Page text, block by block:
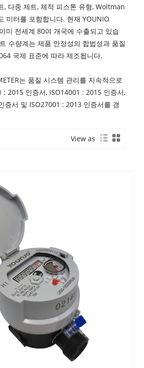
, 다중 제트, 체적 피스톤 유형, Woltman
미터를 포함합니다. 현재 YOUNIO
미 전세계 80여 개국에 수출되고 있습
수량계는 제품 안정성의 합법성과 품질
국제 표준에 따라 제조됩니다.
는 품질 시스템 관리를 지속적으로
: 2015 인증서, ISO14001 : 2015 인증서,
증서 및 ISO27001 : 2013 인증서를 갱
View as